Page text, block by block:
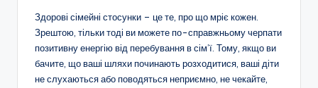
Здорові сімейні стосунки – це те, про що мріє кожен.
Зрештою, тільки тоді ви можете по-справжньому черпати
позитивну енергію від перебування в сім’ї. Тому, якщо ви
бачите, що ваші шляхи починають розходитися, ваші діти
не слухаються або поводяться неприємно, не чекайте,